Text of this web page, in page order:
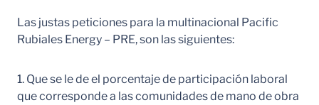
Las justas peticiones para la multinacional Pacific
Rubiales Energy – PRE, son las siguientes:
1. Que se le de el porcentaje de participación laboral
que corresponde a las comunidades de mano de obra